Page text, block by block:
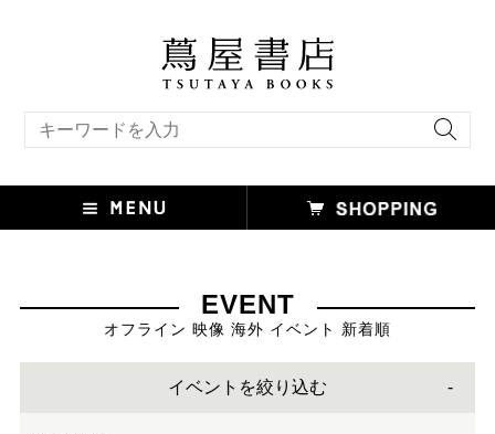
EVENT
オフライン 映像 海外 イベント 新着順
イベントを絞り込む